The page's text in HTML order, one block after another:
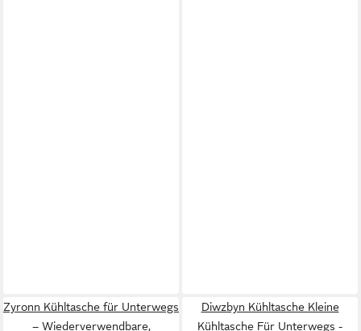
Zyronn Kühltasche für Unterwegs
– Wiederverwendbare,
Diwzbyn Kühltasche Kleine
Kühltasche Für Unterwegs -